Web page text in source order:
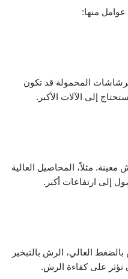
عوامل منها:
المحمولة قد تكون
إلى الآلات الأكبر.
مثلاً، المحاصيل العالية
إلى ارتفاعات أكبر.
العالي، الرش بالتبخير
تؤثر على كفاءة الرش.